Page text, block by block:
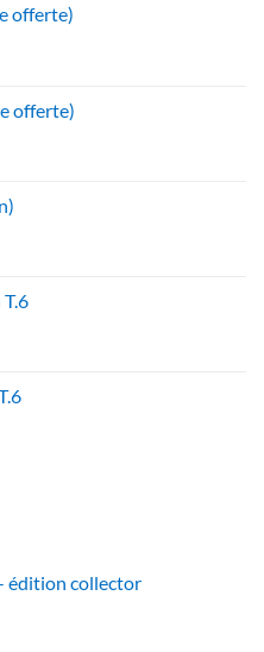
offerte)
offerte)
édition collector